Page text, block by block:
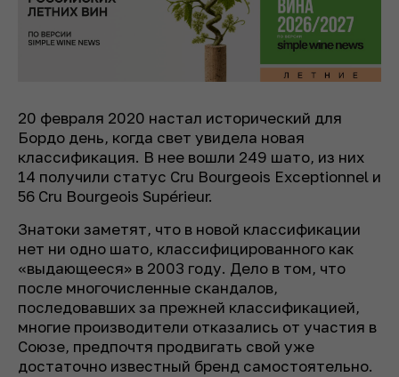
20 февраля 2020 настал исторический для
Бордо день, когда свет увидела новая
классификация. В нее вошли 249 шато, из них
14 получили статус Cru Bourgeois Exceptionnel и
56 Cru Bourgeois Supérieur.
Знатоки заметят, что в новой классификации
нет ни одно шато, классифицированного как
«выдающееся» в 2003 году. Дело в том, что
после многочисленные скандалов,
последовавших за прежней классификацией,
многие производители отказались от участия в
Союзе, предпочтя продвигать свой уже
достаточно известный бренд самостоятельно.